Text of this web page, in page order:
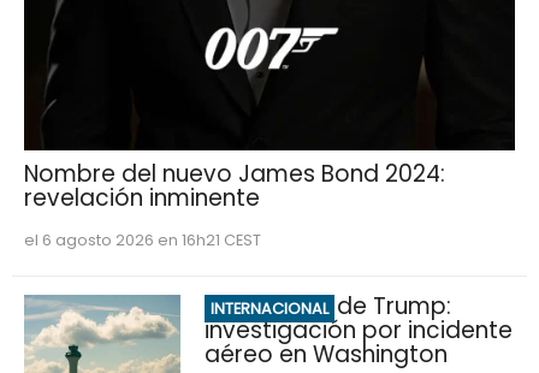
Nombre del nuevo James Bond 2024:
revelación inminente
el 6 agosto 2026 en 16h21 CEST
INTERNACIONAL
Marine One de Trump:
investigación por incidente
aéreo en Washington